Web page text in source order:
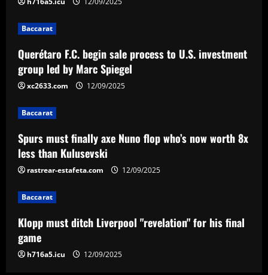
3 12/09/2025
4 12/09/2025
5
Baccarat
Baccarat
Querétaro F.C. begin sale process to U.S. investment
group led by Marc Spiegel
xc2633.com 12/09/2025
Baccarat
Spurs must finally axe Nuno flop who’s now worth 8x
less than Kulusevski
rastrear-estafeta.com 12/09/2025
Baccarat
Klopp must ditch Liverpool "revelation" for his final
game
h716a5.icu 12/09/2025